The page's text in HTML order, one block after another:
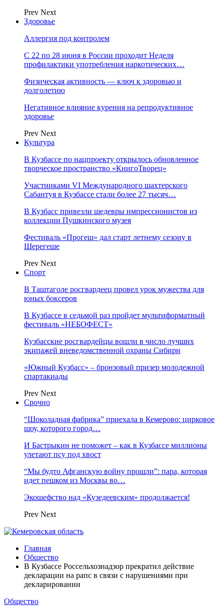
Prev Next
Здоровье
Аллергия под контролем
С 22 по 28 июня в России проходит Неделя
профилактики употребления наркотических…
Физическая активность — ключ к здоровью и
долголетию
Негативное влияние курения на репродуктивное
здоровье
Prev Next
Культура
В Кузбассе по нацпроекту открылось обновленное
творческое пространство «КнигоТворец»
Участниками VI Международного шахтерского
Сабантуя в Кузбассе стали более 27 тысяч…
В Кузбасс привезли шедевры импрессионистов из
коллекции Пушкинского музея
Фестиваль «Прогеш» дал старт летнему сезону в
Шерегеше
Prev Next
Спорт
В Таштаголе росгвардеец провел урок мужества для
юных боксеров
В Кузбассе в седьмой раз пройдет мультиформатный
фестиваль «НЕБОФЕСТ»
Кузбасские росгвардейцы вошли в число лучших
экипажей вневедомственной охраны Сибири
«Южный Кузбасс» – бронзовый призер молодежной
спартакиады
Prev Next
Срочно
“Шоколадная фабрика” приехала в Кемерово: цирковое
шоу, которого город…
И Бастрыкин не поможет – как в Кузбассе миллионы
улетают псу под хвост
“Мы будто Афганскую войну прошли”: пара, которая
идет пешком из Москвы во…
Экошефство над «Кузедеевским» продолжается!
Prev Next
Главная
Общество
В Кузбассе Россельхознадзор прекратил действие
декларации на рапс в связи с нарушениями при
декларировании
Общество